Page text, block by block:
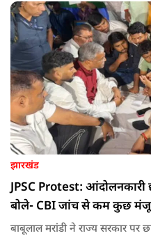
झारखंड
JPSC Protest: आंदोलनकारी
बोले- CBI जांच से कम कुछ
बाबूलाल मरांडी ने राज्य सरकार पर